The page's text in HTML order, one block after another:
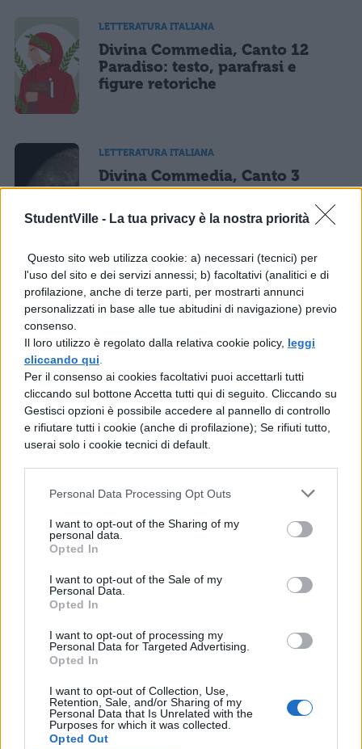
StudentVille - La tua privacy è la nostra priorità
Questo sito web utilizza cookie: a) necessari (tecnici) per
l'uso del sito e dei servizi annessi; b) facoltativi (analitici e di
profilazione, anche di terze parti, per mostrarti annunci
personalizzati in base alle tue abitudini di navigazione) previo
consenso.
Il loro utilizzo è regolato dalla relativa cookie policy, leggi
cliccando qui
Per il consenso ai cookies facoltativi puoi accettarli tutti
cliccando sul bottone Accetta tutti qui di seguito. Cliccando su
Gestisci opzioni è possibile accedere al pannello di controllo
e rifiutare tutti i cookie (anche di profilazione); Se rifiuti tutto,
userai solo i cookie tecnici di default.
Personal Data Processing Opt Outs
I want to opt-out of the Sharing of my
personal data.
Opted In
I want to opt-out of the Sale of my
Personal Data.
Opted In
I want to opt-out of processing my
Personal Data for Targeted Advertising.
Opted In
I want to opt-out of Collection, Use,
Retention, Sale, and/or Sharing of my
Personal Data that Is Unrelated with the
Purposes for which it was collected.
Opted Out
LETTERATURA ITALIANA
Divina Commedia, Canto 12
Paradiso: testo, parafrasi e
figure retoriche
LETTERATURA ITALIANA
Divina Commedia, Canto 3
Paradiso: testo, parafrasi e
figure retoriche
LETTERATURA ITALIANA
Divina Commedia, Canto 4
Purgatorio: testo, parafrasi e
figure retoriche
LETTERATURA ITALIANA
Divina Commedia, Canto 34
Inferno: testo, parafrasi e
LETTERATURA ITALIANA
figure retoriche
LETTERATURA ITALIANA
Inferno: testo, parafrasi e
figure retoriche